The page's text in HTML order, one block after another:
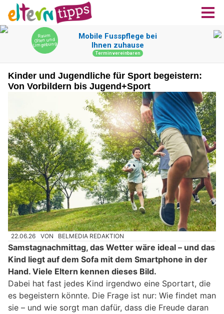
Kinder und Jugendliche für Sport begeistern:
Von Vorbildern bis Jugend+Sport
22.06.26 VON BELMEDIA REDAKTION
Samstagnachmittag, das Wetter wäre ideal – und das
Kind liegt auf dem Sofa mit dem Smartphone in der
Hand. Viele Eltern kennen dieses Bild.
Dabei hat fast jedes Kind irgendwo eine Sportart, die
es begeistern könnte. Die Frage ist nur: Wie findet man
sie – und wie sorgt man dafür, dass die Freude daran